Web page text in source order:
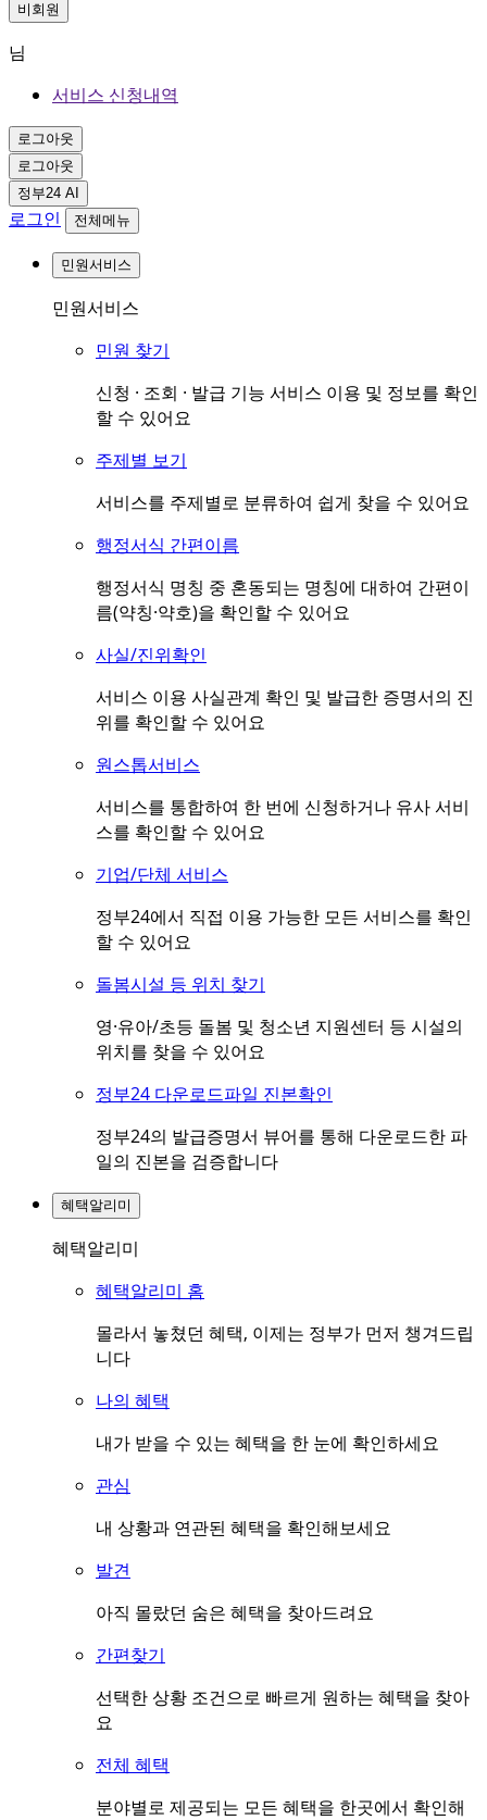
비회원
님
서비스 신청내역
로그아웃
로그아웃
정부24 AI
로그인 전체메뉴
민원서비스
민원서비스
민원 찾기
신청 · 조회 · 발급 기능 서비스 이용 및 정보를 확인
할 수 있어요
주제별 보기
서비스를 주제별로 분류하여 쉽게 찾을 수 있어요
행정서식 간편이름
행정서식 명칭 중 혼동되는 명칭에 대하여 간편이
름(약칭·약호)을 확인할 수 있어요
사실/진위확인
서비스 이용 사실관계 확인 및 발급한 증명서의 진
위를 확인할 수 있어요
원스톱서비스
서비스를 통합하여 한 번에 신청하거나 유사 서비
스를 확인할 수 있어요
기업/단체 서비스
정부24에서 직접 이용 가능한 모든 서비스를 확인
할 수 있어요
돌봄시설 등 위치 찾기
영·유아/초등 돌봄 및 청소년 지원센터 등 시설의
위치를 찾을 수 있어요
정부24 다운로드파일 진본확인
정부24의 발급증명서 뷰어를 통해 다운로드한 파
일의 진본을 검증합니다
혜택알리미
혜택알리미
혜택알리미 홈
몰라서 놓쳤던 혜택, 이제는 정부가 먼저 챙겨드립
니다
나의 혜택
내가 받을 수 있는 혜택을 한 눈에 확인하세요
관심
내 상황과 연관된 혜택을 확인해보세요
발견
아직 몰랐던 숨은 혜택을 찾아드려요
간편찾기
선택한 상황 조건으로 빠르게 원하는 혜택을 찾아
요
전체 혜택
분야별로 제공되는 모든 혜택을 한곳에서 확인해